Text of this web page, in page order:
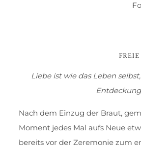
Liebe ist wie das Leben
Nach dem Einzug der Braut,
Moment jedes Mal aufs Neue
bereits vor der Zeremonie zum